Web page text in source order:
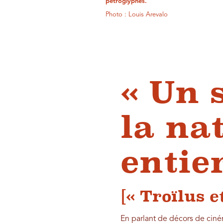
Photo : Louis Arevalo
« Un
la
[« Troïlus
En parlant de décors de